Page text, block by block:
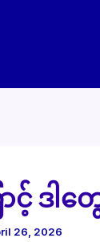
င့် ဒါတွ
26, 2026